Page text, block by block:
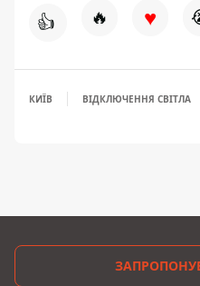
👍 🔥 ♥
КИЇВ ВІДКЛЮЧЕННЯ СВІТЛА